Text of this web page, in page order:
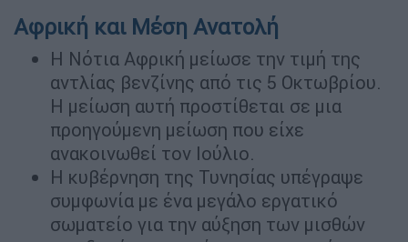
Αφρική και Μέση Ανατολή
Η Νότια Αφρική μείωσε την τιμή της
αντλίας βενζίνης από τις 5 Οκτωβρίου.
Η μείωση αυτή προστίθεται σε μια
προηγούμενη μείωση που είχε
ανακοινωθεί τον Ιούλιο.
Η κυβέρνηση της Τυνησίας υπέγραψε
συμφωνία με ένα μεγάλο εργατικό
σωματείο για την αύξηση των μισθών